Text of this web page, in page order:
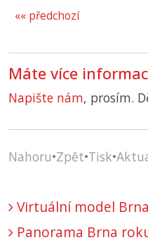
«« předchozí
Máte více
Napište nám, prosím.
Nahoru•Zpět•Tisk•
Virtuální model Brna
Panorama Brna